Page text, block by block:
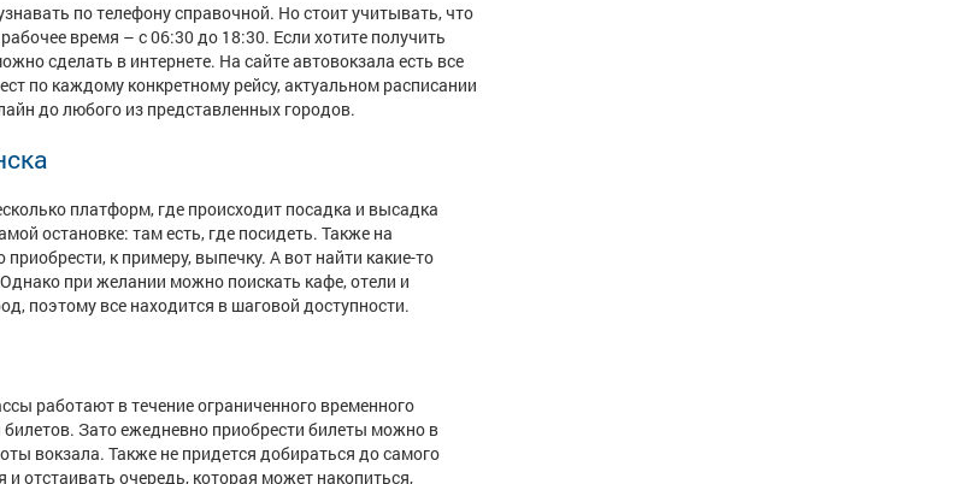
по телефону справочной. Но стоит учитывать, что
время – с 06:30 до 18:30. Если хотите получить
сделать в интернете. На сайте автовокзала есть все
по каждому конкретному рейсу, актуальном расписании
до любого из представленных городов.
платформ, где происходит посадка и высадка
остановке: там есть, где посидеть. Также на
к примеру, выпечку. А вот найти какие-то
при желании можно поискать кафе, отели и
поэтому все находится в шаговой доступности.
работают в течение ограниченного временного
Зато ежедневно приобрести билеты можно в
вокзала. Также не придется добираться до самого
отстаивать очередь, которая может накопиться,